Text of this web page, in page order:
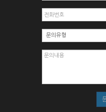
7. 회사의 정보를 사전 승낙
8. 기타 회사가 정한 제반
제5조 (서비스의 이용 및 중
② 시스템 점검, 교체 및 고
스가 불가능할 경우 회사는
부 또는 일부를 일시적 또는